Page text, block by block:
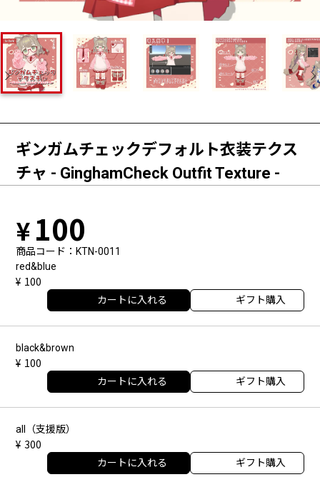
ギンガムチェックデフォルト衣装テクス
チャ - GinghamCheck Outfit Texture -
100
商品コード
KTN-0011
red&blue
100
カートに入れる ギフト購入
black&brown
100
カートに入れる ギフト購入
all（支援版）
300
カートに入れる ギフト購入